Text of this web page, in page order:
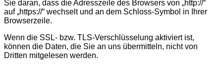
Sie daran, dass die Adresszeile des Browsers von „http://“
auf „https://“ wechselt und an dem Schloss-Symbol in Ihrer
Browserzeile.
Wenn die SSL- bzw. TLS-Verschlüsselung aktiviert ist,
können die Daten, die Sie an uns übermitteln, nicht von
Dritten mitgelesen werden.